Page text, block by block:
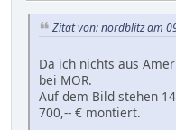
Zitat von: nordblitz am
Da ich nichts aus
bei MOR.
Auf dem Bild stehen
700,-- € montiert.